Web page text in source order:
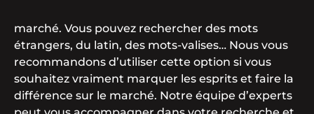
marché. Vous pouvez rechercher des mots
étrangers, du latin, des mots-valises… Nous vous
recommandons d’utiliser cette option si vous
souhaitez vraiment marquer les esprits et faire la
différence sur le marché. Notre équipe d’experts